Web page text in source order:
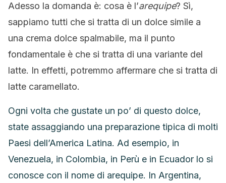
Adesso la domanda è: cosa è l’arequipe? Sì,
sappiamo tutti che si tratta di un dolce simile a
una crema dolce spalmabile, ma il punto
fondamentale è che si tratta di una variante del
latte. In effetti, potremmo affermare che si tratta di
latte caramellato.
Ogni volta che gustate un po’ di questo dolce,
state assaggiando una preparazione tipica di molti
Paesi dell’America Latina. Ad esempio, in
Venezuela, in Colombia, in Perù e in Ecuador lo si
conosce con il nome di arequipe. In Argentina,